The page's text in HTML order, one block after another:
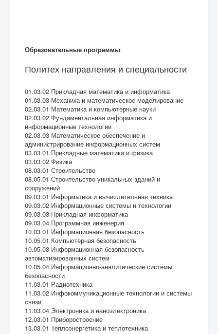
Образовательные программы:
Политех направления и специальности
01.03.02 Прикладная математика и информатика
01.03.03 Механика и математическое моделирование
02.03.01 Математика и компьютерные науки
02.03.02 Фундаментальная информатика и
информационные технологии
02.03.03 Математическое обеспечение и
администрирование информационных систем
03.03.01 Прикладные математика и физика
03.03.02 Физика
08.03.01 Строительство
08.05.01 Строительство уникальных зданий и
сооружений
09.03.01 Информатика и вычислительная техника
09.03.02 Информационные системы и технологии
09.03.03 Прикладная информатика
09.03.04 Программная инженерия
10.03.01 Информационная безопасность
10.05.01 Компьютерная безопасность
10.05.03 Информационная безопасность
автоматизированных систем
10.05.04 Информационно-аналитические системы
безопасности
11.03.01 Радиотехника
11.03.02 Инфокоммуникационные технологии и системы
связи
11.03.04 Электроника и наноэлектроника
12.03.01 Приборостроение
13.03.01 Теплоэнергетика и теплотехника